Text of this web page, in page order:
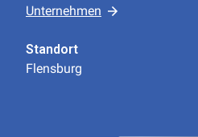
Unternehmen
Standort
Flensburg